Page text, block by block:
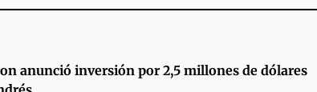
anunció inversión por 2,5 millones de dólares